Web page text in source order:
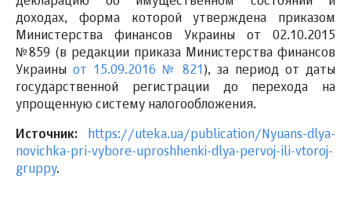
доходах, форма которой утверждена приказом
Министерства финансов Украины от 02.10.2015
№859 (в редакции приказа Министерства финансов
Украины от 15.09.2016 № 821 ), за период от даты
государственной регистрации до перехода на
упрощенную систему налогообложения.
Источник:
https://uteka.ua/publication/Nyuans-dlya-
novichka-pri-vybore-uproshhenki-dlya-pervoj-ili-vtoroj-
gruppy.